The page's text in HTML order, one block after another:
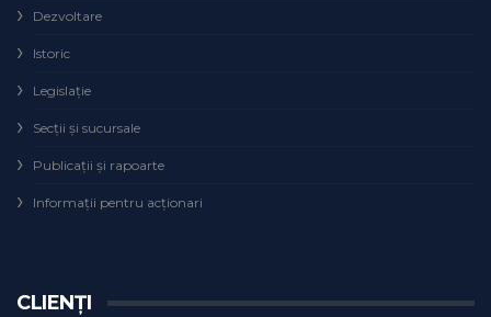
Dezvoltare
Istoric
Legislaţie
Secţii şi sucursale
Publicații și rapoarte
Informații pentru acționari
CLIENȚI